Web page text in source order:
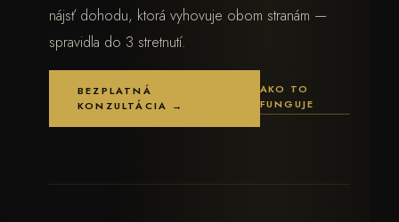
nájsť dohodu, ktorá vyhovuje obom stranám —
spravidla do 3 stretnutí.
BEZPLATNÁ
KONZULTÁCIA →
AKO TO
FUNGUJE